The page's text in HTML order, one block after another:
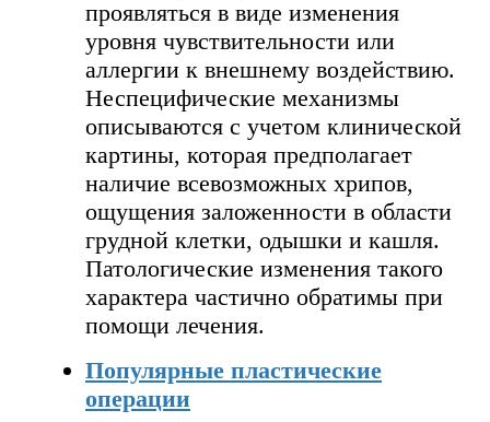
проявляться в виде изменения
уровня чувствительности или
аллергии к внешнему воздействию.
Неспецифические механизмы
описываются с учетом клинической
картины, которая предполагает
наличие всевозможных хрипов,
ощущения заложенности в области
грудной клетки, одышки и кашля.
Патологические изменения такого
характера частично обратимы при
помощи лечения.
Популярные пластические
операции